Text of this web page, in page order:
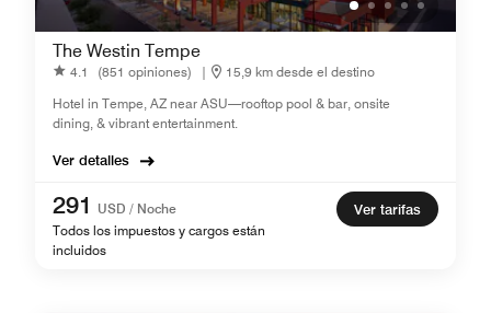
The Westin Tempe
4.1 (851 opiniones) |
15,9 km desde el destino
Hotel in Tempe, AZ near ASU—rooftop pool & bar, onsite
dining, & vibrant entertainment.
Ver detalles
291
USD / Noche
Todos los impuestos y cargos están
incluidos
Ver tarifas